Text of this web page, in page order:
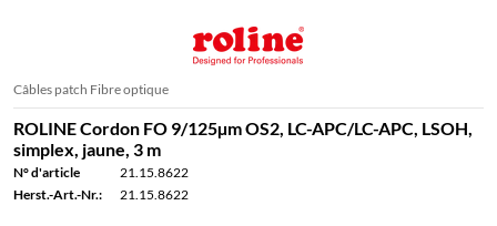
Câbles patch Fibre optique
ROLINE Cordon FO 9/125µm OS2, LC-APC/LC-APC, LSOH,
simplex, jaune, 3 m
N° d'article
21.15.8622
Herst.-Art.-Nr.:
21.15.8622